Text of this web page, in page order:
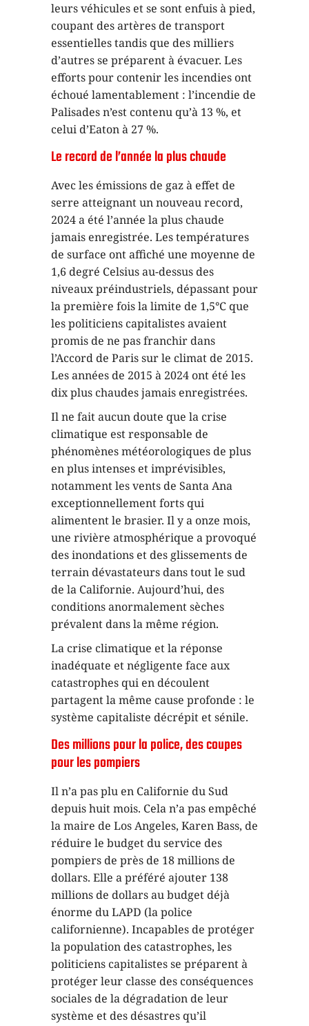
leurs véhicules et se sont enfuis à pied,
coupant des artères de transport
essentielles tandis que des milliers
d’autres se préparent à évacuer. Les
efforts pour contenir les incendies ont
échoué lamentablement : l’incendie de
Palisades n’est contenu qu’à 13 %, et
celui d’Eaton à 27 %.
Le record de l’année la plus chaude
Avec les émissions de gaz à effet de
serre atteignant un nouveau record,
2024 a été l’année la plus chaude
jamais enregistrée. Les températures
de surface ont affiché une moyenne de
1,6 degré Celsius au-dessus des
niveaux préindustriels, dépassant pour
la première fois la limite de 1,5°C que
les politiciens capitalistes avaient
promis de ne pas franchir dans
l’Accord de Paris sur le climat de 2015.
Les années de 2015 à 2024 ont été les
dix plus chaudes jamais enregistrées.
Il ne fait aucun doute que la crise
climatique est responsable de
phénomènes météorologiques de plus
en plus intenses et imprévisibles,
notamment les vents de Santa Ana
exceptionnellement forts qui
alimentent le brasier. Il y a onze mois,
une rivière atmosphérique a provoqué
des inondations et des glissements de
terrain dévastateurs dans tout le sud
de la Californie. Aujourd’hui, des
conditions anormalement sèches
prévalent dans la même région.
La crise climatique et la réponse
inadéquate et négligente face aux
catastrophes qui en découlent
partagent la même cause profonde : le
système capitaliste décrépit et sénile.
Des millions pour la police, des coupes
pour les pompiers
Il n’a pas plu en Californie du Sud
depuis huit mois. Cela n’a pas empêché
la maire de Los Angeles, Karen Bass, de
réduire le budget du service des
pompiers de près de 18 millions de
dollars. Elle a préféré ajouter 138
millions de dollars au budget déjà
énorme du LAPD (la police
californienne). Incapables de protéger
la population des catastrophes, les
politiciens capitalistes se préparent à
protéger leur classe des conséquences
sociales de la dégradation de leur
système et des désastres qu’il